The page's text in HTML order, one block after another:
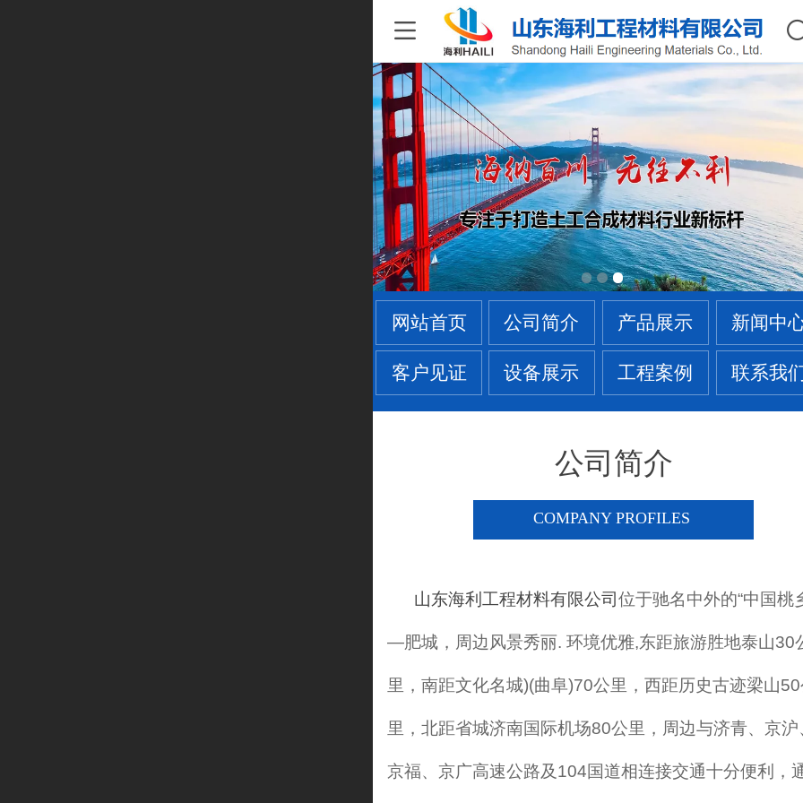
联系我
工程案例
设备展示
客户见证
网站首页 公司简介 新闻中
产品展示
公司简介
COMPANY PROFILES
山东海利工程材料有限公司位于驰名中外的“中国桃
—肥城，周边风景秀丽. 环境优雅,东距旅游胜地泰山30
里，南距文化名城)(曲阜)70公里，西距历史古迹梁山
里，北距省城济南国际机场80公里，周边与济青、京沪
京福、京广高速公路及104国道相连接交通十分便利，